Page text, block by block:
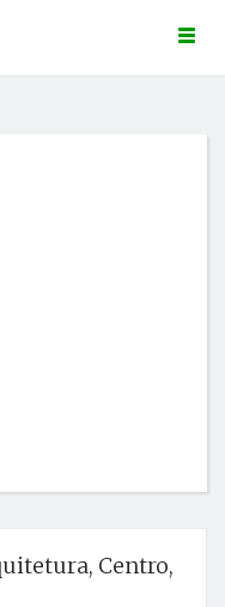
Centro,